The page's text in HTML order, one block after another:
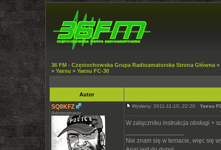
36 FM - Częstochowska Grupa Radioamatorska Strona Główna »
» Yaesu » Yaesu FC-30
Autor
SQ9KFZ
Administrator
Wysłany: 2011-11-10, 22:20 Yaesu
W załączniku instrukcja obsługi +
Nie znam się w temacie, więc się